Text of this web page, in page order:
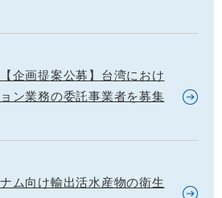
企画提案公募】台湾におけ
ン業務の委託事業者を募集
ム向け輸出活水産物の衛生